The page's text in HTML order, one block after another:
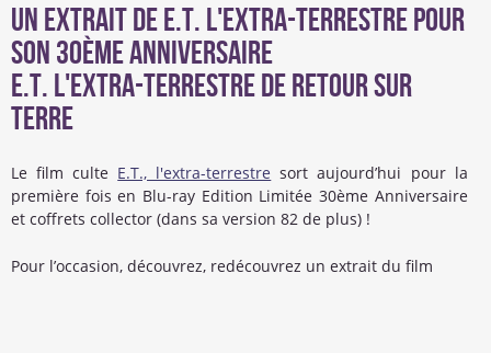
Un extrait de E.T. L'extra-Terrestre pour
son 30ème Anniversaire
E.T. L'extra-Terrestre de retour sur
Terre
Le film culte E.T., l'extra-terrestre sort aujourd’hui pour la
première fois en Blu-ray Edition Limitée 30ème Anniversaire
et coffrets collector (dans sa version 82 de plus) !
Pour l’occasion, découvrez, redécouvrez un extrait du film